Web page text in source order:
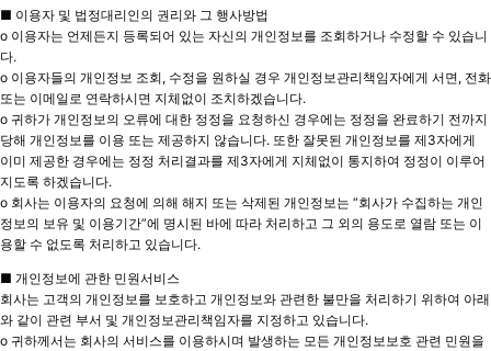
■ 이용자 및 법정대리인의 권리와 그 행사방법
o 이용자는 언제든지 등록되어 있는 자신의 개인정보를 조회하거나 수정할 수 있습니
다.
o 이용자들의 개인정보 조회, 수정을 원하실 경우 개인정보관리책임자에게 서면, 전화
또는 이메일로 연락하시면 지체없이 조치하겠습니다.
o 귀하가 개인정보의 오류에 대한 정정을 요청하신 경우에는 정정을 완료하기 전까지
당해 개인정보를 이용 또는 제공하지 않습니다. 또한 잘못된 개인정보를 제3자에게
이미 제공한 경우에는 정정 처리결과를 제3자에게 지체없이 통지하여 정정이 이루어
지도록 하겠습니다.
o 회사는 이용자의 요청에 의해 해지 또는 삭제된 개인정보는 “회사가 수집하는 개인
정보의 보유 및 이용기간”에 명시된 바에 따라 처리하고 그 외의 용도로 열람 또는 이
용할 수 없도록 처리하고 있습니다.
■ 개인정보에 관한 민원서비스
회사는 고객의 개인정보를 보호하고 개인정보와 관련한 불만을 처리하기 위하여 아래
와 같이 관련 부서 및 개인정보관리책임자를 지정하고 있습니다.
o 귀하께서는 회사의 서비스를 이용하시며 발생하는 모든 개인정보보호 관련 민원을